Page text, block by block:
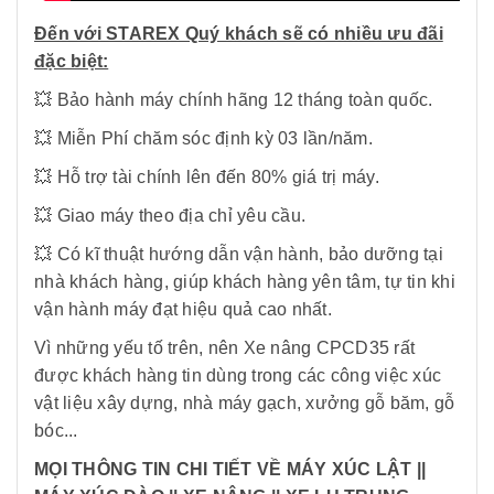
Đến với STAREX Quý khách sẽ có nhiều ưu đãi
đặc biệt:
💥 Bảo hành máy chính hãng 12 tháng toàn quốc.
💥 Miễn Phí chăm sóc định kỳ 03 lần/năm.
💥 Hỗ trợ tài chính lên đến 80% giá trị máy.
💥 Giao máy theo địa chỉ yêu cầu.
💥 Có kĩ thuật hướng dẫn vận hành, bảo dưỡng tại
nhà khách hàng, giúp khách hàng yên tâm, tự tin khi
vận hành máy đạt hiệu quả cao nhất.
Vì những yếu tố trên, nên Xe nâng CPCD35 rất
được khách hàng tin dùng trong các công việc xúc
vật liệu xây dựng, nhà máy gạch, xưởng gỗ băm, gỗ
bóc...
MỌI THÔNG TIN CHI TIẾT VỀ MÁY XÚC LẬT ||